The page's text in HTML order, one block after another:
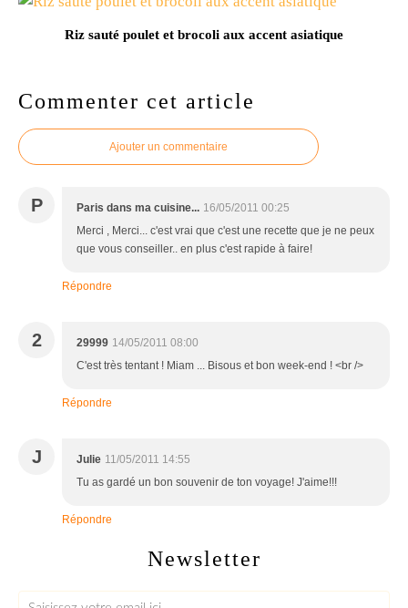
Riz sauté poulet et brocoli aux accent asiatique
Commenter cet article
Ajouter un commentaire
P Paris dans ma cuisine... 16/05/2011 00:25
Merci , Merci... c'est vrai que c'est une recette que je ne peux
que vous conseiller.. en plus c'est rapide à faire!
Répondre
2 29999 14/05/2011 08:00
C'est très tentant ! Miam ... Bisous et bon week-end ! <br />
Répondre
J Julie 11/05/2011 14:55
Tu as gardé un bon souvenir de ton voyage! J'aime!!!
Répondre
Newsletter